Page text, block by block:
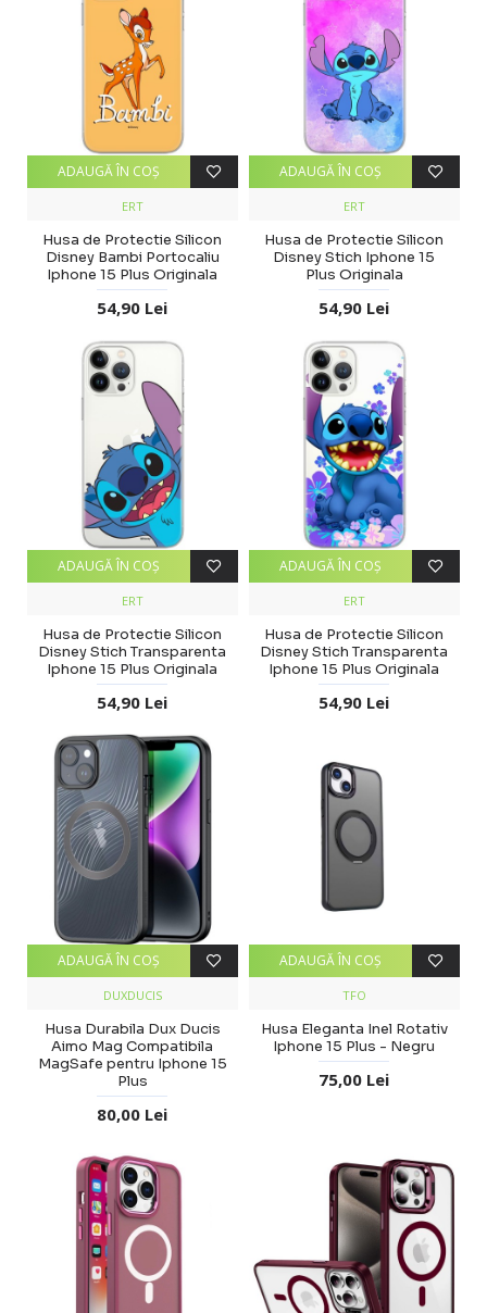
ERT
Husa de Protectie Silicon
Disney Bambi Portocaliu
Iphone 15 Plus Originala
54,90 Lei
ADAUGĂ ÎN COŞ
ERT
Husa de Protectie Silicon
Disney Stich Iphone 15
Plus Originala
54,90 Lei
ADAUGĂ ÎN COŞ
ERT
Husa de Protectie Silicon
Disney Stich Transparenta
Iphone 15 Plus Originala
54,90 Lei
ADAUGĂ ÎN COŞ
ERT
Husa de Protectie Silicon
Disney Stich Transparenta
Iphone 15 Plus Originala
54,90 Lei
ADAUGĂ ÎN COŞ
DUXDUCIS
Husa Durabila Dux Ducis
Aimo Mag Compatibila
MagSafe pentru Iphone 15
Plus
80,00 Lei
ADAUGĂ ÎN COŞ
TFO
Husa Eleganta Inel Rotativ
Iphone 15 Plus - Negru
75,00 Lei
ADAUGĂ ÎN COŞ